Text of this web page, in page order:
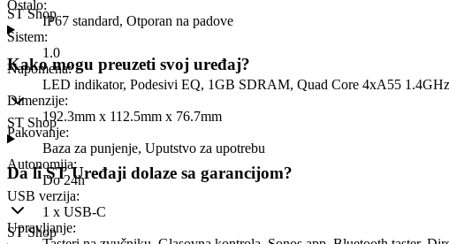
Ostalo:
IP67 standard, Otporan na padove
Sistem:
1.0
Napomena:
LED indikator, Podesivi EQ, 1GB SDRAM, Quad Core 4xA55
Dimenzije:
192.3mm x 112.5mm x 76.7mm
Pakovanje:
Baza za punjenje, Uputstvo za upotrebu
Autonomija:
Do 24h
USB verzija:
1 x USB-C
Upravljanje:
ST Shop
Kako mogu preuzeti svoj uređaj?
ST Shop
Da li ST Uređaji dolaze sa garancijom?
ST Shop